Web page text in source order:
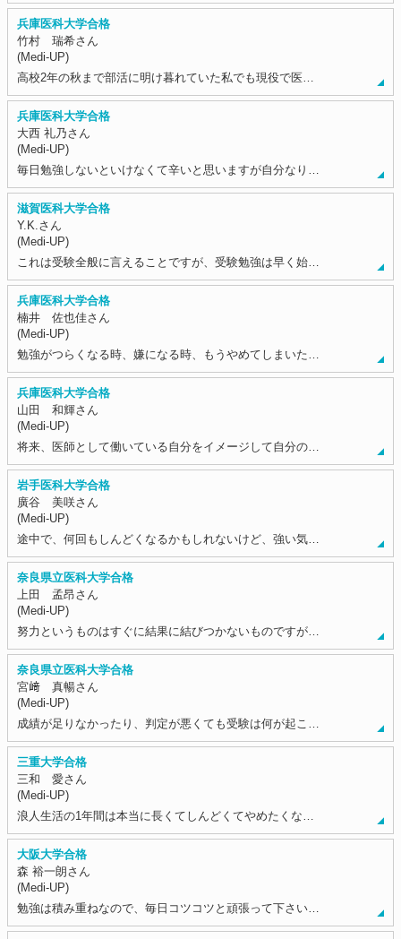
兵庫医科大学合格
竹村 瑞希さん
(Medi-UP)
高校2年の秋まで部活に明け暮れていた私でも現役で医…
兵庫医科大学合格
大西 礼乃さん
(Medi-UP)
毎日勉強しないといけなくて辛いと思いますが自分なり…
滋賀医科大学合格
Y.K.さん
(Medi-UP)
これは受験全般に言えることですが、受験勉強は早く始…
兵庫医科大学合格
楠井 佐也佳さん
(Medi-UP)
勉強がつらくなる時、嫌になる時、もうやめてしまいた…
兵庫医科大学合格
山田 和輝さん
(Medi-UP)
将来、医師として働いている自分をイメージして自分の…
岩手医科大学合格
廣谷 美咲さん
(Medi-UP)
途中で、何回もしんどくなるかもしれないけど、強い気…
奈良県立医科大学合格
上田 孟昂さん
(Medi-UP)
努力というものはすぐに結果に結びつかないものですが…
奈良県立医科大学合格
宮﨑 真暢さん
(Medi-UP)
成績が足りなかったり、判定が悪くても受験は何が起こ…
三重大学合格
三和 愛さん
(Medi-UP)
浪人生活の1年間は本当に長くてしんどくてやめたくな…
大阪大学合格
森 裕一朗さん
(Medi-UP)
勉強は積み重ねなので、毎日コツコツと頑張って下さい…